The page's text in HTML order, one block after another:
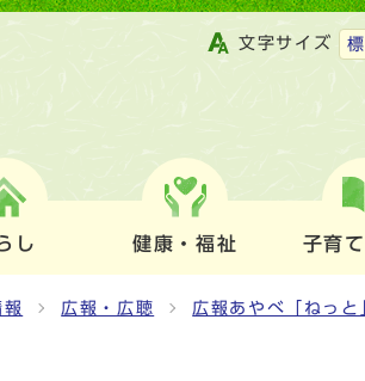
文字サイズ
し 健康・福祉 子育
広報・広聴 広報あやべ「ねっと